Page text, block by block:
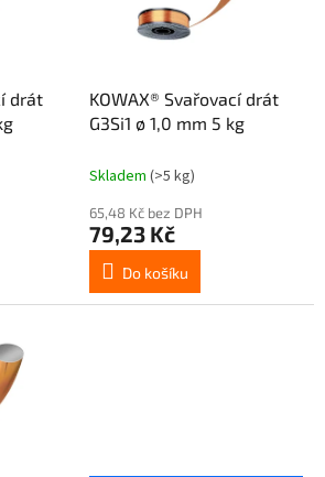
drát
KOWAX® Svařovací drát
G3Si1 ø 1,0 mm 5 kg
Skladem (>5 kg)
65,48 Kč bez DPH
79,23 Kč
Do košíku